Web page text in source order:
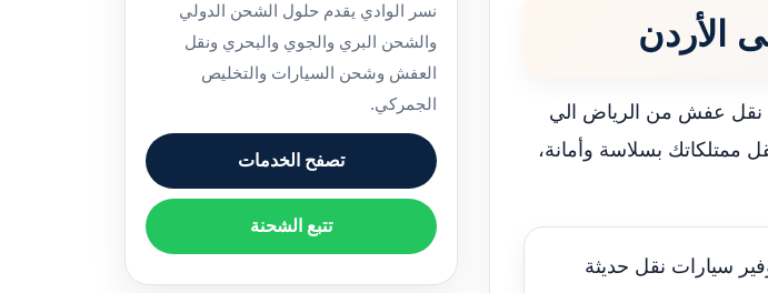
الأردن
نقل عفش من الرياض الي
ممتلكاتك بسلاسة وأمانة،
سيارات نقل حديثة
نسر الوادي يقدم حلول الشحن الدولي
والشحن البري والجوي والبحري ونقل
العفش وشحن السيارات والتخليص
الجمركي.
تصفح الخدمات
تتبع الشحنة